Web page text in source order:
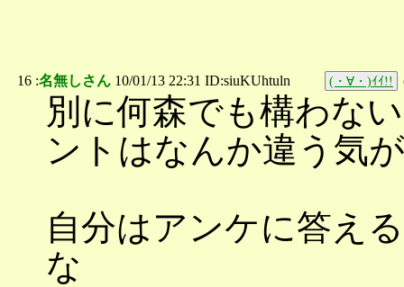
16 :名無しさん 10/01/13 22:31 ID:siuKUhtuln (・∀・)ｲｲ!!
別に何森でも構わな
ントはなんか違う気
自分はアンケに答え
な